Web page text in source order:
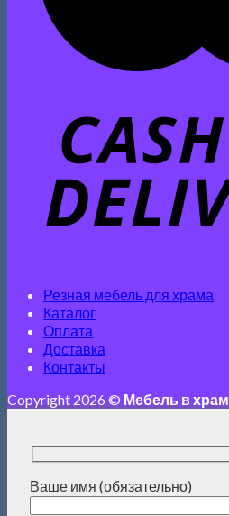
Резная мебель для храма
Каталог
Оплата
Доставка
Контакты
Copyright 2026 © Мебель в храм
Ваше имя (обязательно)